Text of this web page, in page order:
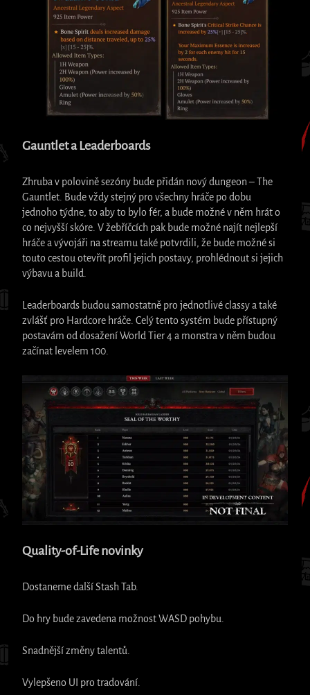
Gauntlet a Leaderboards
Zhruba v polovině sezóny bude přidán nový dungeon – The
Gauntlet. Bude vždy stejný pro všechny hráče po dobu
jednoho týdne, to aby to bylo fér, a bude možné v něm hrát o
co nejvyšší skóre. V žebříčcích pak bude možné najít nejlepší
hráče a vývojáři na streamu také potvrdili, že bude možné si
touto cestou otevřít profil jejich postavy, prohlédnout si jejich
výbavu a build.
Leaderboards budou samostatně pro jednotlivé classy a také
zvlášť pro Hardcore hráče. Celý tento systém bude přístupný
postavám od dosažení World Tier 4 a monstra v něm budou
začínat levelem 100.
Quality-of-Life novinky
Dostaneme další Stash Tab.
Do hry bude zavedena možnost WASD pohybu.
Snadnější změny talentů.
Vylepšeno UI pro tradování.